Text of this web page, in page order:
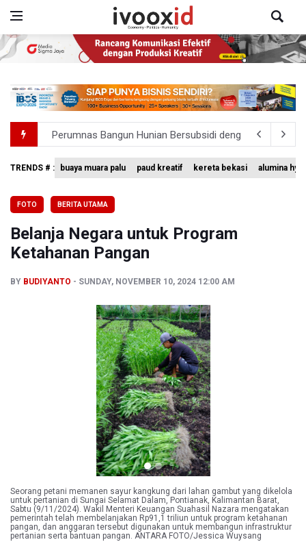
Perumnas Bangun Hunian Bersubsidi dengan Konsep
Bank Indonesia Sebut Cadangan Devisa Akhir Juli
Pendakian Gunung Gede Pangrango Ditutup karena
Menkomdigi Sebut Kehadiran AI Factory Perkuat Posisi
TRENDS # : buaya muara palu paud kreatif kereta bekasi alumina
FOTO BERITA UTAMA
Belanja Negara untuk Program
Ketahanan Pangan
BY BUDIYANTO SUNDAY, NOVEMBER 10, 2024 12:00 AM
Seorang petani memanen sayur kangkung dari lahan gambut yang dikelola
untuk pertanian di Sungai Selamat Dalam, Pontianak, Kalimantan Barat,
Sabtu (9/11/2024). Wakil Menteri Keuangan Suahasil Nazara mengatakan
pemerintah telah membelanjakan Rp91,1 triliun untuk program ketahanan
pangan, dan anggaran tersebut digunakan untuk membangun infrastruktur
pertanian serta bantuan pangan. ANTARA FOTO/Jessica Wuysang